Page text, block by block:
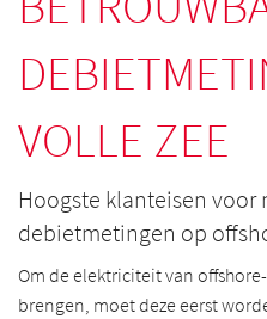
VOLLE ZEE
Hoogste klanteisen voor
debietmetingen op
Om de elektriciteit van
brengen, moet deze eerst